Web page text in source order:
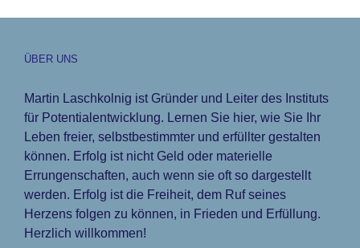
ÜBER UNS
Martin Laschkolnig ist Gründer und Leiter des Instituts
für Potentialentwicklung. Lernen Sie hier, wie Sie Ihr
Leben freier, selbstbestimmter und erfüllter gestalten
können. Erfolg ist nicht Geld oder materielle
Errungenschaften, auch wenn sie oft so dargestellt
werden. Erfolg ist die Freiheit, dem Ruf seines
Herzens folgen zu können, in Frieden und Erfüllung.
Herzlich willkommen!